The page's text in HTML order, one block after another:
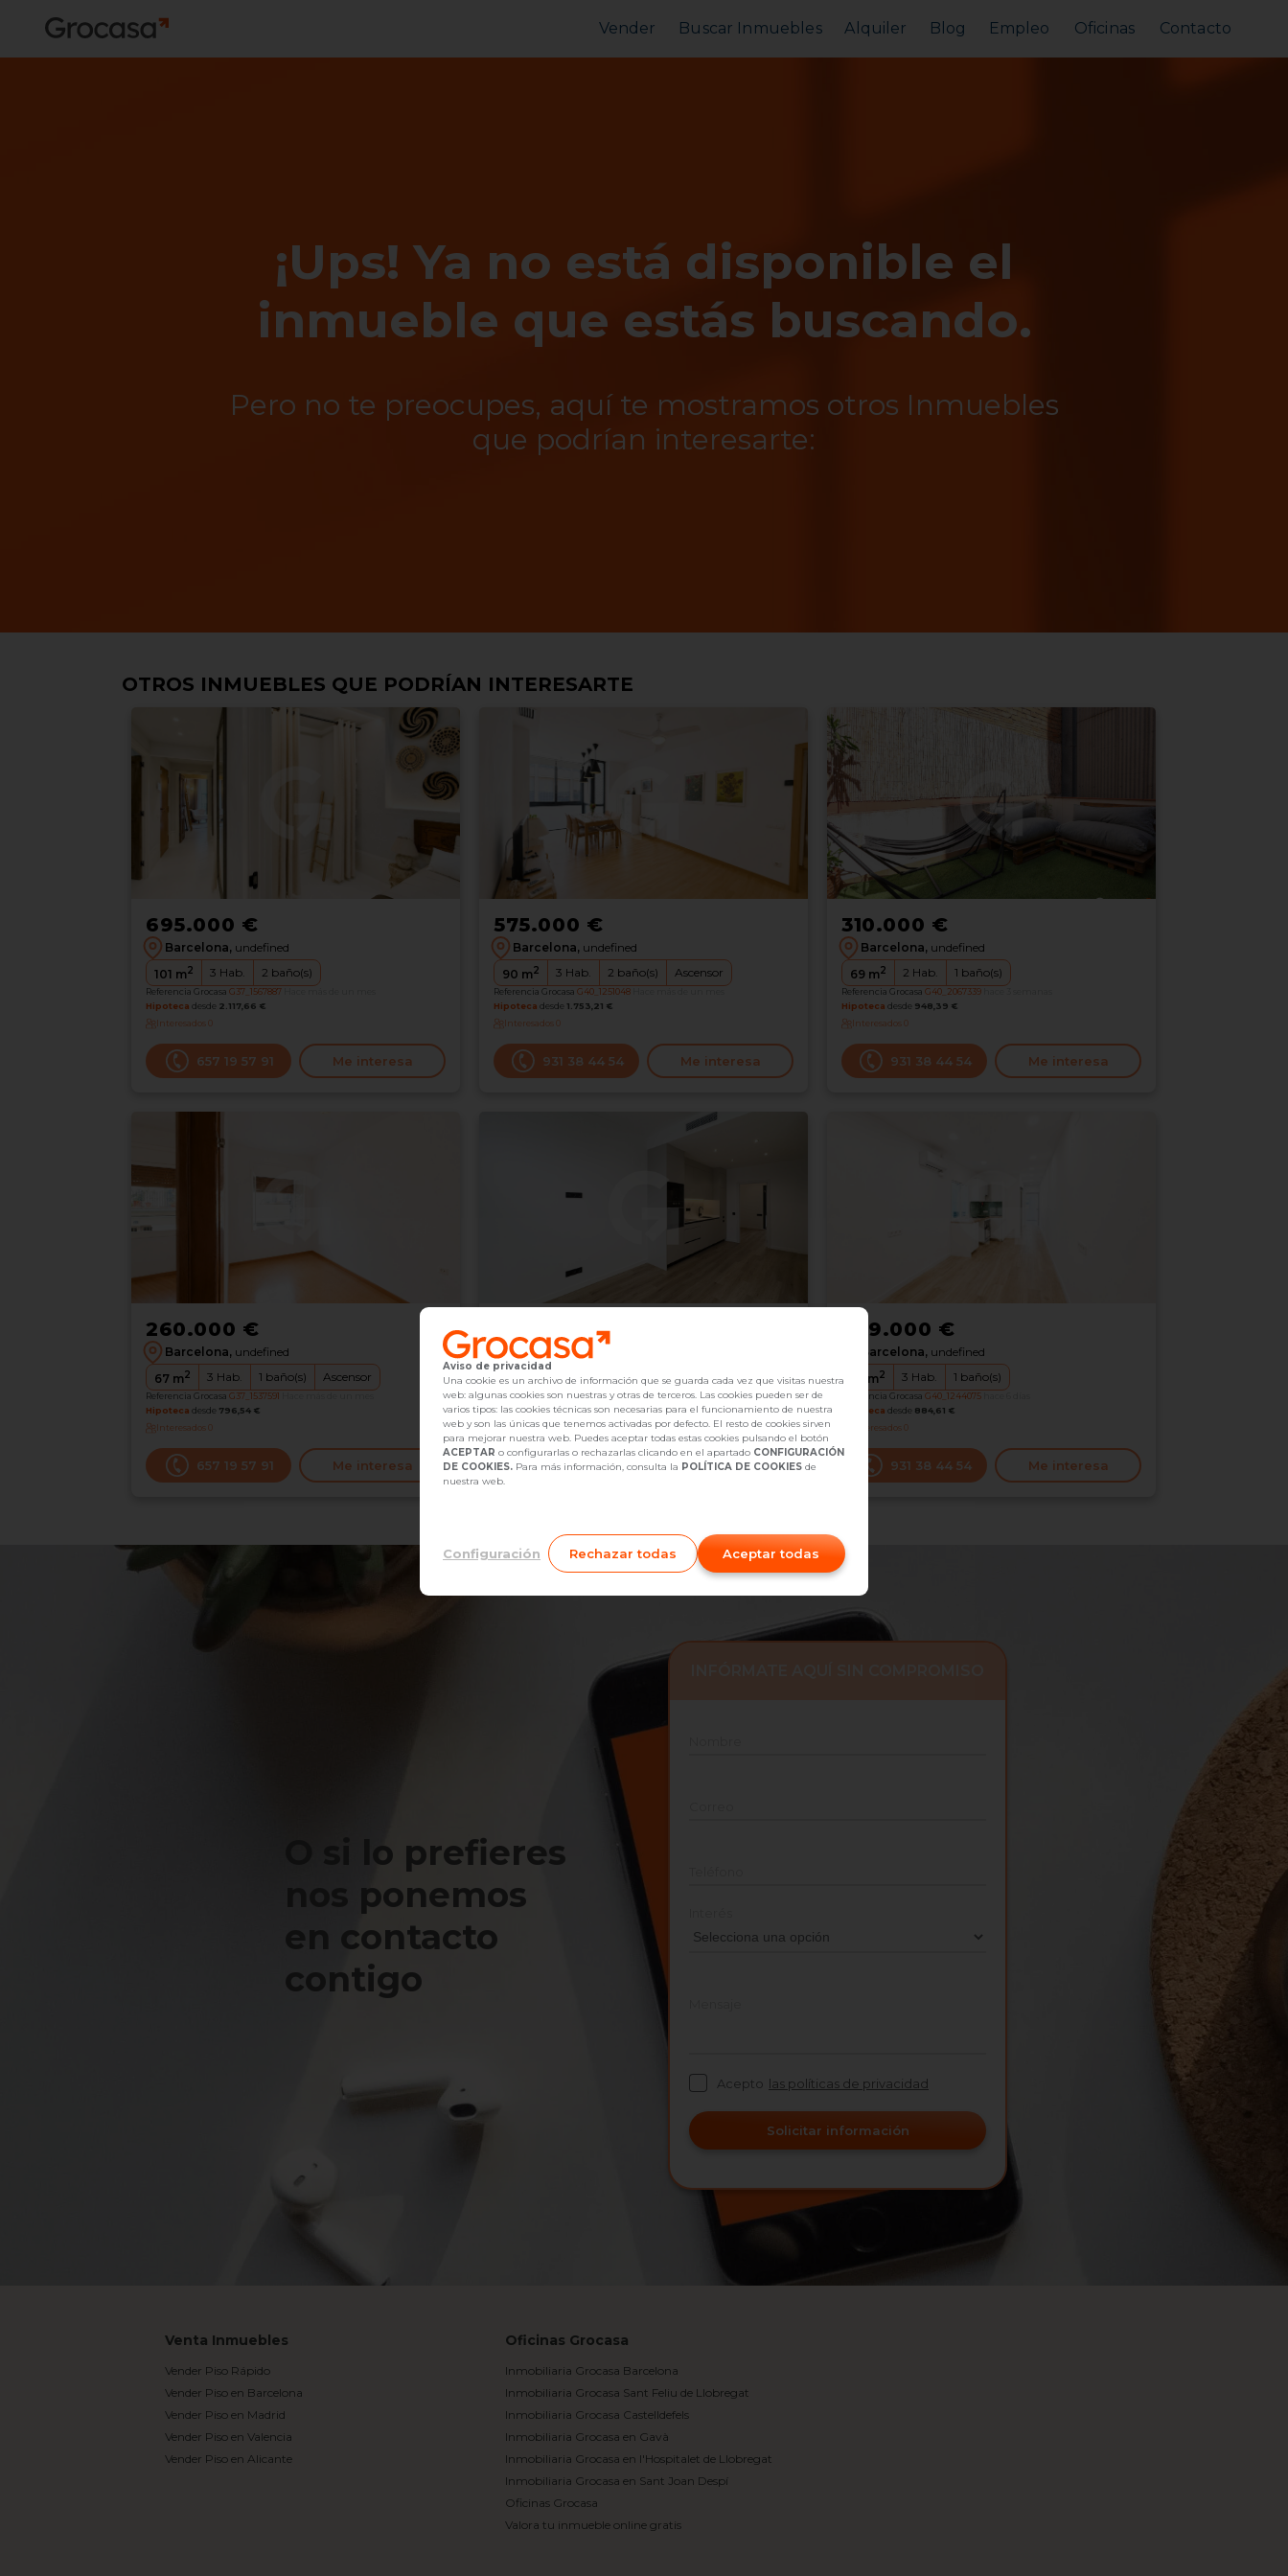
Vender Buscar Inmuebles Alquiler Blog Empleo Oficinas Contacto
¡Ups! Ya no está disponible el
inmueble que estás buscando.
Pero no te preocupes, aquí te mostramos otros Inmuebles
que podrían interesarte:
OTROS INMUEBLES QUE PODRÍAN INTERESARTE
695.000 €
Barcelona, undefined
101 m2 3 Hab. 2 baño(s)
Referencia Grocasa G37_1567887
Hipoteca desde 2.117,66 €
Interesados0
‪657 19 57 91‬ Me interesa
575.000 €
Barcelona, undefined
90 m2 3 Hab. 2 baño(s) Ascensor
Referencia Grocasa G40_1251048
Hipoteca desde 1.753,21 €
Interesados0
931 38 44 54 Me interesa
310.000 €
Barcelona, undefined
69m2 2 Hab. 1 baño(s)
Referencia Grocasa G40_2067339
Hipoteca desde 948,39 €
Interesados0
931 38 44 54 Me interesa
260.000 €
Barcelona, undefined
67 m2 3 Hab. 1 baño(s) Ascensor
Referencia Grocasa G37_1537591
Hipoteca desde 796,54 €
Interesados0
‪657 19 57 91‬ Me interesa
335.000 €
Barcelona,undefined
65 m 2Hab. 1baño(s)
Referencia GrocasaG40_1241342Hace más de un mes
Hipotecadesde1.024,32 €
Interesados0
931 38 44 54 Me interesa
289.000 €
Barcelona, undefined
m2 3 Hab. 1 baño(s)
Referencia Grocasa G40_1244075
Hipoteca desde 884,61 €
Interesados0
931 38 44 54 Me interesa
O si lo prefieres
nos ponemos
en contacto
contigo
Acepto las políticas de privacidad
Solicitar información
Venta Inmuebles
Vender Piso Rápido
Vender Piso en Barcelona
Vender Piso en Madrid
Vender Piso en Valencia
Vender Piso en Alicante
Oficinas Grocasa
Inmobiliaria Grocasa Barcelona
Inmobiliaria Grocasa Sant Feliu de Llobregat
Inmobiliaria Grocasa Castelldefels
Inmobiliaria Grocasa en Gavà
Inmobiliaria Grocasa en l'Hospitalet de Llobregat
Inmobiliaria Grocasa en Sant Joan Despí
Oficinas Grocasa
Valora tu inmueble online gratis
Aviso de privacidad
Una cookie es un archivo de información que se guarda cada vez que visitas nuestra
web: algunas cookies son nuestras y otras de terceros. Las cookies pueden ser de
varios tipos: las cookies técnicas son necesarias para el funcionamiento de nuestra
web y son las únicas que tenemos activadas por defecto. El resto de cookies sirven
para mejorar nuestra web. Puedes aceptar todas estas cookies pulsando el botón
ACEPTAR o configurarlas o rechazarlas clicando en el apartado CONFIGURACIÓN
DE COOKIES. Para más información, consulta la POLÍTICA DE COOKIES de
nuestra web.
Configuración Rechazar todas Aceptar todas